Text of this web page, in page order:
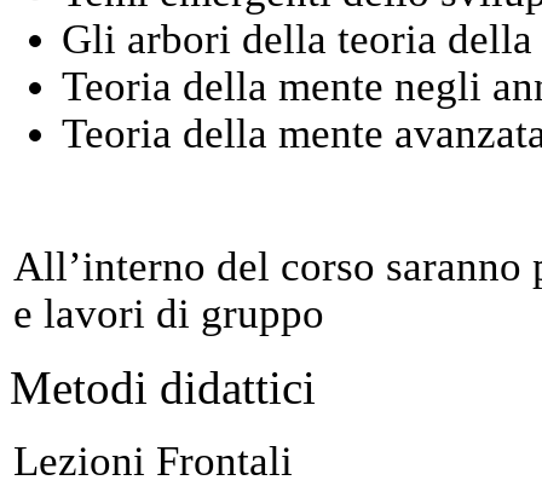
Gli arbori della teoria della
Teoria della mente negli
Teoria della mente
All’interno del corso
e lavori di gruppo
Metodi didattici
Lezioni Frontali